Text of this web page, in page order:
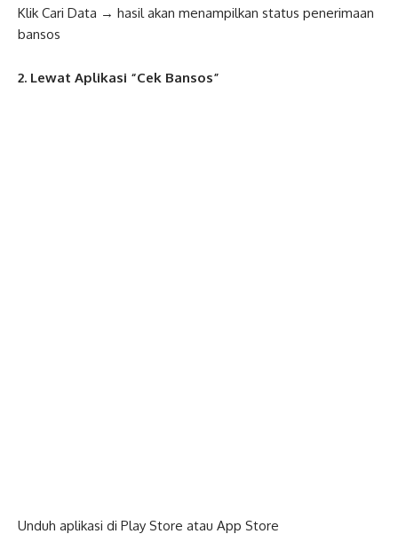
Klik Cari Data → hasil akan menampilkan status penerimaan
bansos
2. Lewat Aplikasi “Cek Bansos”
Unduh aplikasi di Play Store atau App Store